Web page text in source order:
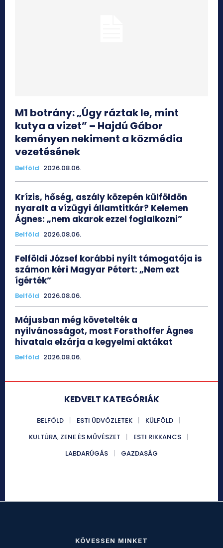
M1 botrány: „Úgy ráztak le, mint
kutya a vizet” – Hajdú Gábor
keményen nekiment a közmédia
vezetésének
Belföld 2026.08.06.
Krízis, hőség, aszály közepén külföldön
nyaralt a vízügyi államtitkár? Kelemen
Ágnes: „nem akarok ezzel foglalkozni”
Belföld 2026.08.06.
Felföldi József korábbi nyílt támogatója is
számon kéri Magyar Pétert: „Nem ezt
ígérték”
Belföld 2026.08.06.
Májusban még követelték a
nyilvánosságot, most Forsthoffer Ágnes
hivatala elzárja a kegyelmi aktákat
Belföld 2026.08.06.
KEDVELT KATEGÓRIÁK
BELFÖLD ESTI ÜDVÖZLETEK
KÜLFÖLD
KULTÚRA, ZENE ÉS MŰVÉSZET
ESTI RIKKANCS
LABDARÚGÁS
GAZDASÁG
KÖVESSEN MINKET